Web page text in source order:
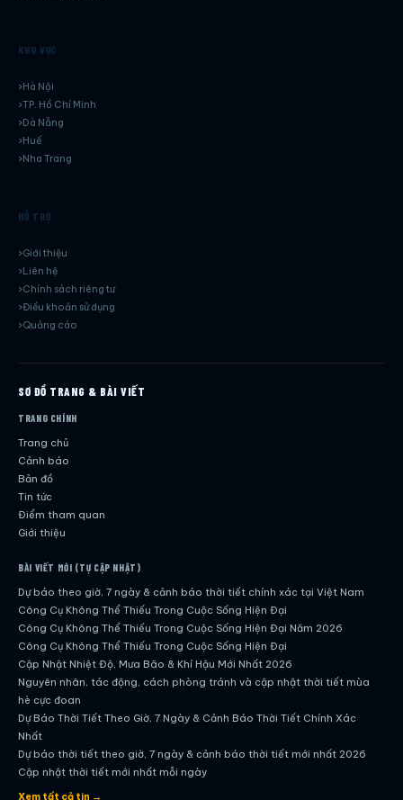
KHU VỰC
Hà Nội
TP. Hồ Chí Minh
Dà Nẵng
Huế
Nha Trang
HỖ TRỢ
Giới thiệu
Liên hệ
Chính sách riêng tư
Điều khoản sử dụng
Quảng cáo
SƠ ĐỒ TRANG & BÀI VIẾT
TRANG CHÍNH
Trang chủ
Cảnh báo
Bản đồ
Tin tức
Điểm tham quan
Giới thiệu
BÀI VIẾT MỚI (TỰ CẬP NHẬT)
Dự báo theo giờ, 7 ngày & cảnh báo thời tiết chính xác tại Việt Nam
Công Cụ Không Thể Thiếu Trong Cuộc Sống Hiện Đại
Công Cụ Không Thể Thiếu Trong Cuộc Sống Hiện Đại Năm 2026
Công Cụ Không Thể Thiếu Trong Cuộc Sống Hiện Đại
Cập Nhật Nhiệt Độ, Mưa Bão & Khí Hậu Mới Nhất 2026
Nguyên nhân, tác động, cách phòng tránh và cập nhật thời tiết mùa
hè cực đoan
Dự Báo Thời Tiết Theo Giờ, 7 Ngày & Cảnh Báo Thời Tiết Chính Xác
Nhất
Dự báo thời tiết theo giờ, 7 ngày & cảnh báo thời tiết mới nhất 2026
Cập nhật thời tiết mới nhất mỗi ngày
Hướng dẫn đầy đủ về dự báo thời tiết hiện đại
Xem tất cả tin →